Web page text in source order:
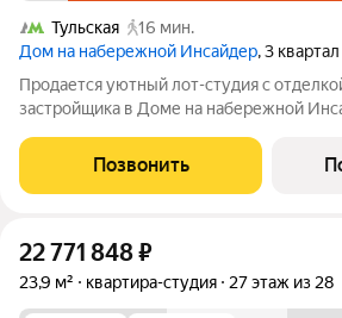
Тульская
16 мин.
Дом на набережной Инсайдер, 3
Продается уютный лот-студия с
застройщика в Доме на набережной
Лот расположен на 3 этаже в секции 3.1.
окна в пол с видами на
Позвонить
22 771 848₽
23,9 м² квартира-студия 27 этаж из 28